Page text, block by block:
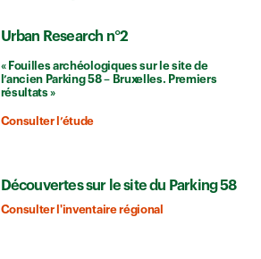
Urban Research n°2
« Fouilles archéologiques sur le site de
l’ancien Parking 58 – Bruxelles. Premiers
résultats »
Consulter l’étude
Découvertes sur le site du Parking 58
Consulter l'inventaire régional